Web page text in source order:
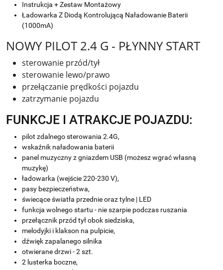
Instrukcja + Zestaw Montażowy
Ładowarka Z Diodą Kontrolującą Naładowanie Baterii
(1000mA)
NOWY PILOT 2.4 G - PŁYNNY START
sterowanie przód/tył
sterowanie lewo/prawo
przełączanie prędkości pojazdu
zatrzymanie pojazdu
FUNKCJE I ATRAKCJE POJAZDU:
pilot zdalnego sterowania 2.4G,
wskaźnik naładowania baterii
panel muzyczny z gniazdem USB (możesz wgrać własną
muzykę)
ładowarka (wejście 220-230 V),
pasy bezpieczeństwa,
świecące światła przednie oraz tylne | LED
funkcja wolnego startu - nie szarpie podczas ruszania
przełącznik przód tył obok siedziska,
melodyjki i klakson na pulpicie,
dźwięk zapalanego silnika
otwierane drzwi - 2 szt.
2 lusterka boczne,